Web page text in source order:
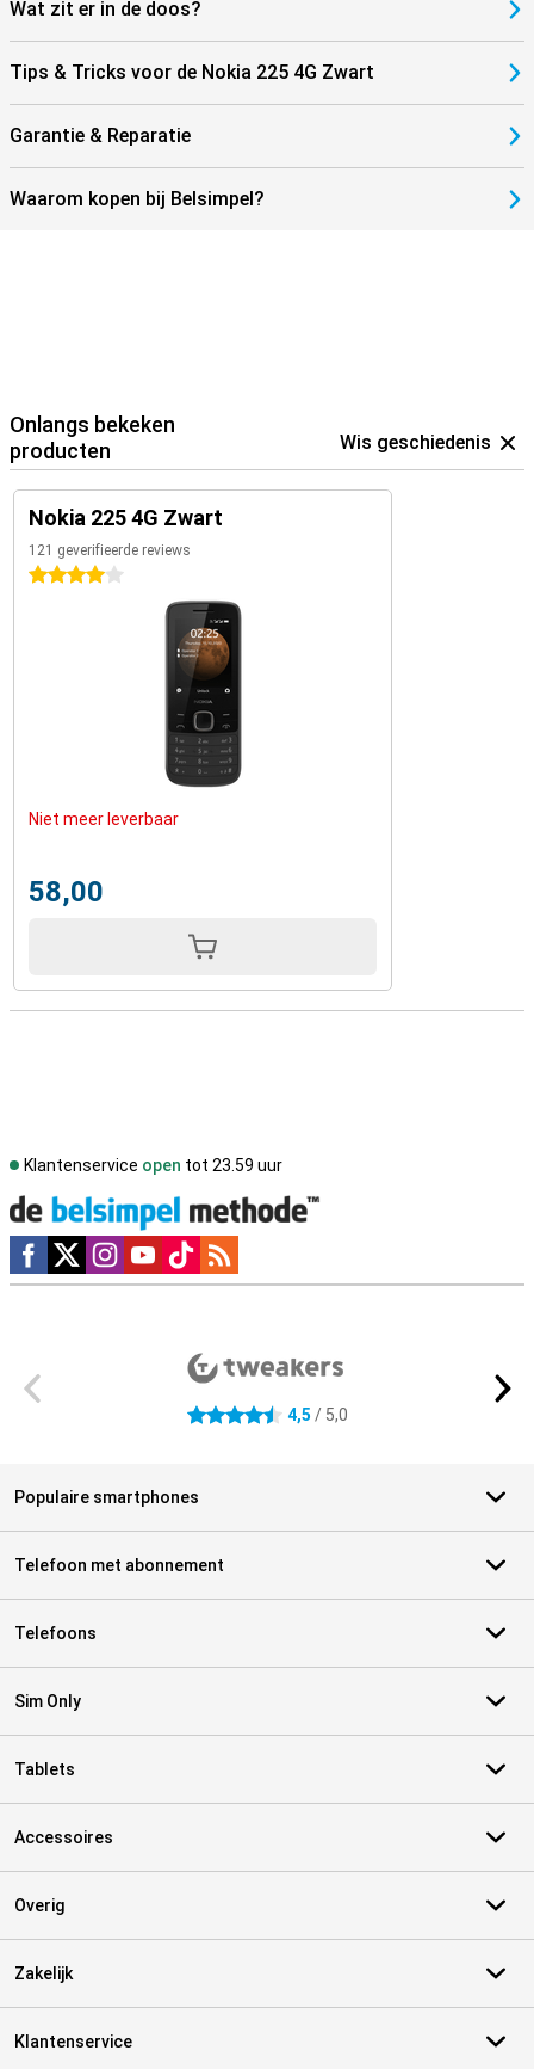
Wat zit er in de doos?
Tips & Tricks voor de Nokia 225 4G Zwart
Garantie & Reparatie
Waarom kopen bij Belsimpel?
Onlangs bekeken
producten
Wis geschiedenis
Nokia 225 4G Zwart
121 geverifieerde reviews
4 sterren
Niet meer leverbaar
58,00
Klantenservice open tot 23.59 uur
Social media
4.5 sterren 4,5 / 5,0
Populaire smartphones
Telefoon met abonnement
Telefoons
Sim Only
Tablets
Accessoires
Overig
Zakelijk
Klantenservice